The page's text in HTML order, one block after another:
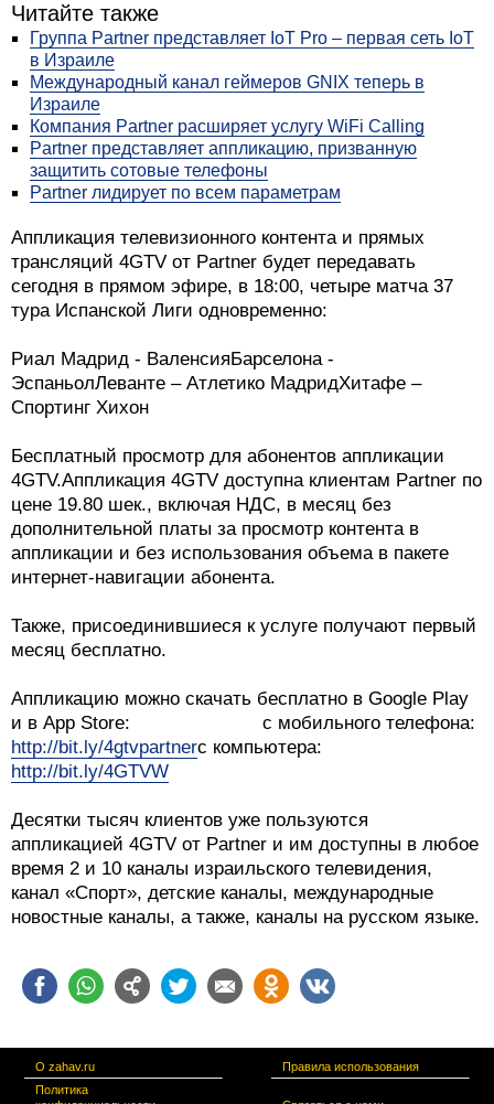
Читайте также
Группа Partner представляет IoT Pro – первая сеть IoT
в Израиле
Международный канал геймеров GNIX теперь в
Израиле
Компания Partner расширяет услугу WiFi Calling
Partner представляет аппликацию, призванную
защитить сотовые телефоны
Partner лидирует по всем параметрам
Аппликация телевизионного контента и прямых
трансляций 4GTV от Partner будет передавать
сегодня в прямом эфире, в 18:00, четыре матча 37
тура Испанской Лиги одновременно:
Риал Мадрид - ВаленсияБарселона -
ЭспаньолЛеванте – Атлетико МадридХитафе –
Спортинг Хихон
Бесплатный просмотр для абонентов аппликации
4GTV.Аппликация 4GTV доступна клиентам Partner по
цене 19.80 шек., включая НДС, в месяц без
дополнительной платы за просмотр контента в
аппликации и без использования объема в пакете
интернет-навигации абонента.
Также, присоединившиеся к услуге получают первый
месяц бесплатно.
Аппликацию можно скачать бесплатно в Google Play
и в App Store: с мобильного телефона:
http://bit.ly/4gtvpartnerс компьютера:
http://bit.ly/4GTVW
Десятки тысяч клиентов уже пользуются
аппликацией 4GTV от Partner и им доступны в любое
время 2 и 10 каналы израильского телевидения,
канал «Спорт», детские каналы, международные
новостные каналы, а также, каналы на русском языке.
О zahav.ru
Правила использования
Политика